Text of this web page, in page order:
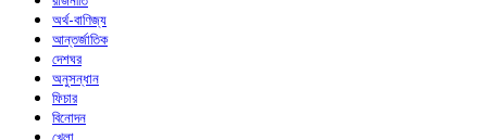
অর্থ-বাণিজ্য
আন্তর্জাতিক
দেশঘর
অনুসন্ধান
ফিচার
বিনোদন